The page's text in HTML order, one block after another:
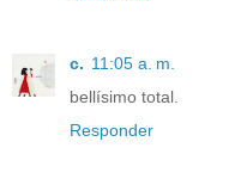
c. 11:05 a. m.
bellísimo total.
Responder